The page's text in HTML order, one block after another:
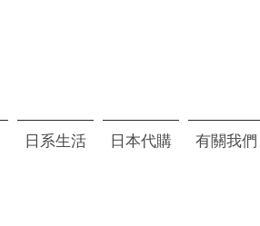
日系生活 日本代購 有關我們